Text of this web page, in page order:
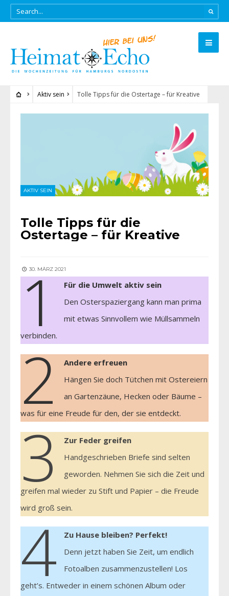
Aktiv sein Tolle Tipps für die Ostertage – für Kreative
AKTIV SEIN
Tolle Tipps für die
Ostertage – für Kreative
30. MÄRZ 2021
1
Für die Umwelt aktiv sein
Den Osterspaziergang kann man prima
mit etwas Sinnvollem wie Müllsammeln
verbinden.
2
Andere erfreuen
Hängen Sie doch Tütchen mit Ostereiern
an Gartenzäune, Hecken oder Bäume –
was für eine Freude für den, der sie entdeckt.
3
Zur Feder greifen
Handgeschrieben Briefe sind selten
geworden. Nehmen Sie sich die Zeit und
greifen mal wieder zu Stift und Papier – die Freude
wird groß sein.
4
Zu Hause bleiben? Perfekt!
Denn jetzt haben Sie Zeit, um endlich
Fotoalben zusammenzustellen! Los
geht’s. Entweder in einem schönen Album oder